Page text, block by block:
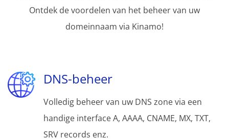
Ontdek de voordelen van het beheer van uw
domeinnaam via Kinamo!
DNS-beheer
Volledig beheer van uw DNS zone via een
handige interface A, AAAA, CNAME, MX, TXT,
SRV records enz.